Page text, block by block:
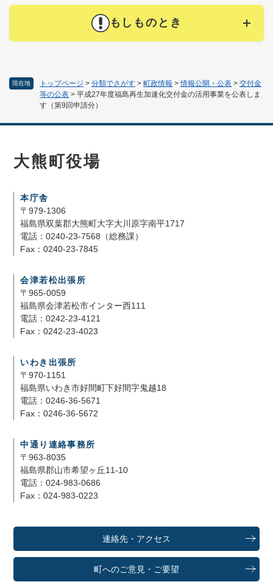
現在地 トップページ > 分類でさがす > 町政情報 >情報公開・公表 > 交付金
等の公表 > 平成27年度福島再生加速化交付金の活用事業を公表しま
す（第9回申請分）
もしものとき
大熊町役場
本庁舎
〒979-1306
福島県双葉郡大熊町大字大川原字南平1717
電話：0240-23-7568（総務課）
Fax：0240-23-7845
会津若松出張所
〒965-0059
福島県会津若松市インター西111
電話：0242-23-4121
Fax：0242-23-4023
いわき出張所
〒970-1151
福島県いわき市好間町下好間字鬼越18
電話：0246-36-5671
Fax：0246-36-5672
中通り連絡事務所
〒963-8035
福島県郡山市希望ヶ丘11-10
電話：024-983-0686
Fax：024-983-0223
連絡先・アクセス
町へのご意見・ご要望